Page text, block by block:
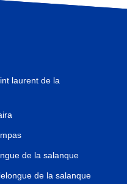
laurent de la
de la salanque
de la salanque